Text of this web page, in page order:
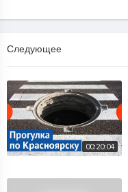
Следующее
00:20:04